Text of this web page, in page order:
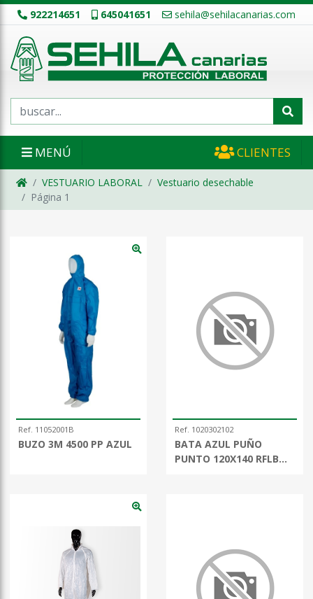
922214651 645041651 sehila@sehilacanarias.com
MENÚ CLIENTES
VESTUARIO LABORAL
Vestuario desechable
Página 1
Ref. 11052001B
BUZO 3M 4500 PP AZUL
Ref. 1020302102
BATA AZUL PUÑO
PUNTO 120X140 RFLB